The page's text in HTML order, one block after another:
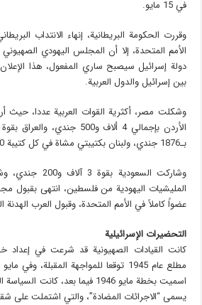
في 15 مايو.
وقررت الحكومة البريطانية، إنهاء الانتداب
الأمم المتحدة، إلا أن المجلس اليهودي
دولة إسرائيل سيصبح ساري المفعول، هذا
بين إسرائيل والدول العربية.
بـ1876 جندي، ولبنان بكتيبتي مشاة في كل كتيبة 450 جندي.
وشاركت
المليشيات اليهودية من فلسطين، انتهى بقبول
عضواً كاملاً في الأمم المتحدة، وقبول العرب الهدنة الثانية في
التحضيرات الإسرائيلية
كانت القيادات الصهيونية قد شرعت في
اسميت بخطة مايو 1946 فيما بعد،
يسمى “الاجرائات المضادة”، والتي اشتملت على